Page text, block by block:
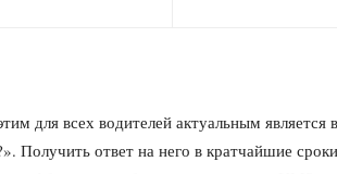
для всех водителей актуальным
Получить ответ на него в кратчайшие